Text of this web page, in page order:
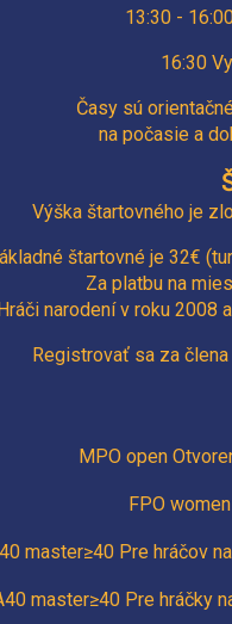
13:30 -
16:30
Časy sú
na počasie a
Výška štartovného je
štartovné je 32€
Za platbu na
Hráči narodení v roku 2008
Registrovať sa za
MPO open
FPO
master≥40 Pre hráčov
master≥40 Pre hráčky